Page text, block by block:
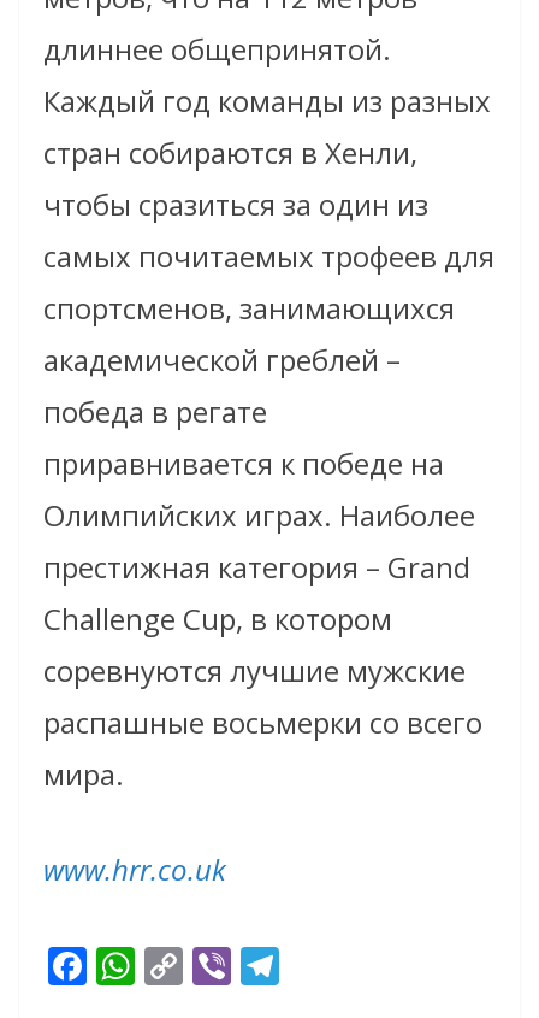
длиннее общепринятой.
Каждый год команды из разных
стран собираются в Хенли,
чтобы сразиться за один из
самых почитаемых трофеев для
спортсменов, занимающихся
академической греблей –
победа в регате
приравнивается к победе на
Олимпийских играх. Наиболее
престижная категория – Grand
Challenge Cup, в котором
соревнуются лучшие мужские
распашные восьмерки со всего
мира.
www.hrr.co.uk
F W C Vi